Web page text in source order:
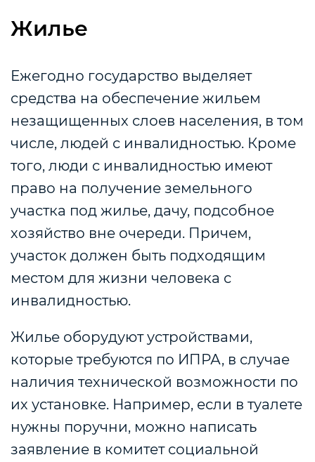
Жилье
Ежегодно государство выделяет
средства на обеспечение жильем
незащищенных слоев населения, в том
числе, людей с инвалидностью. Кроме
того, люди с инвалидностью имеют
право на получение земельного
участка под жилье, дачу, подсобное
хозяйство вне очереди. Причем,
участок должен быть подходящим
местом для жизни человека с
инвалидностью.
Жилье оборудуют устройствами,
которые требуются по ИПРА, в случае
наличия технической возможности по
их установке. Например, если в туалете
нужны поручни, можно написать
заявление в комитет социальной